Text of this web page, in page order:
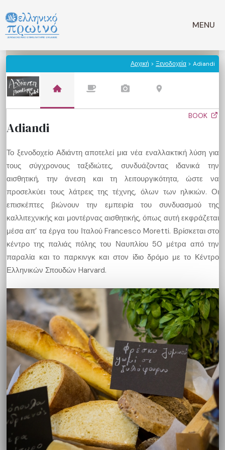
σε
περιεχόμενο
MENU
Αρχική > Ξενοδοχεία > Adiandi
BOOK
Adiandi
Το ξενοδοχείο Αδιάντη αποτελεί μια νέα εναλλακτική λύση για
τους σύγχρονους ταξιδιώτες, συνδυάζοντας ιδανικά την
αισθητική, την άνεση και τη λειτουργικότητα, ώστε να
προσελκύει τους λάτρεις της τέχνης, όλων των ηλικιών. Οι
επισκέπτες βιώνουν την εμπειρία του συνδυασμού της
καλλιτεχνικής και μοντέρνας αισθητικής, όπως αυτή εκφράζεται
μέσα απ’ τα έργα του Ιταλού Francesco Moretti. Βρίσκεται στο
κέντρο της παλιάς πόλης του Ναυπλίου 50 μέτρα από την
παραλία και το παρκινγκ και στον ίδιο δρόμο με το Κέντρο
Ελληνικών Σπουδών Harvard.